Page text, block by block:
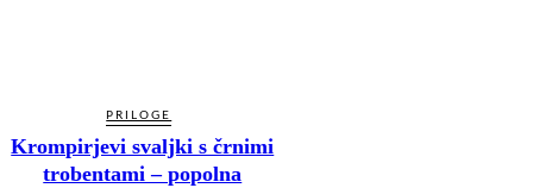
PRILOGE
Krompirjevi svaljki s črnimi
trobentami – popolna